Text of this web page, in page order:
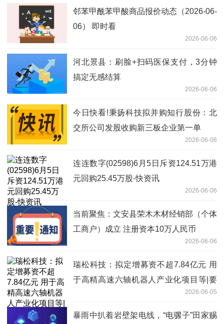
邻苯甲酰苯甲酸商品报价动态（2026-06-
06） 即时看
2026-06-06
河北景县：刷脸+扫码医保支付，3分钟
搞定无感结算
2026-06-06
今日快看!秉扬科技拟并购知行股份：北
交所公司发股收购新三板企业第一单
2026-06-06
连连数字(02598)6月5日斥资124.51万港
元回购25.45万股-快资讯
2026-06-06
当前聚焦：文安县荣木木材经销部（个体
工商户）成立 注册资本10万人民币
2026-06-06
瑞松科技：拟定增募资不超7.84亿元 用
于高精高速六轴机器人产业化项目等|要
2026-06-05
暴雨中扒着岩壁架电线，“电骡子”田家赐